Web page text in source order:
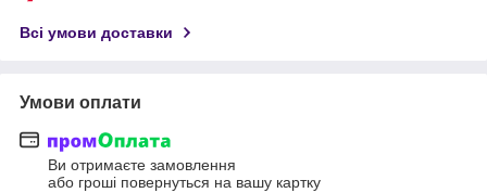
Всі умови доставки
Умови оплати
Ви отримаєте замовлення
або гроші повернуться на вашу картку